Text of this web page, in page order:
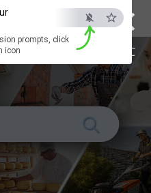
×
ESC
prompts, click
icon